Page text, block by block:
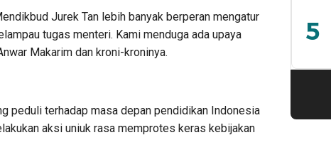
Jurek Tan lebih banyak berperan mengatur
tugas menteri. Kami menduga ada upaya
Makarim dan kroni-kroninya.
peduli terhadap masa depan pendidikan Indonesia
aksi uniuk rasa memprotes keras kebijakan
5